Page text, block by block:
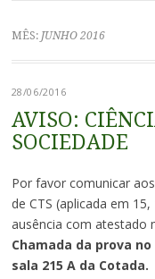
MÊS: JUNHO 2016
28/06/2016
AVISO:
SOCIEDADE
Por favor comunicar
de CTS (aplicada em
ausência com atestado
Chamada da prova
sala 215 A da Cotada.